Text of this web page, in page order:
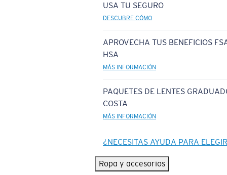
USA TU SEGURO
DESCUBRE CÓMO
APROVECHA TUS BENEFICIOS
HSA
MÁS INFORMACIÓN
PAQUETES DE LENTES
COSTA
MÁS INFORMACIÓN
¿NECESITAS AYUDA PARA
Ropa y accesorios